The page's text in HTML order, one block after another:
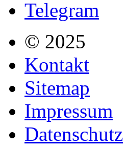
© 2025
Kontakt
Sitemap
Impressum
Datenschutz